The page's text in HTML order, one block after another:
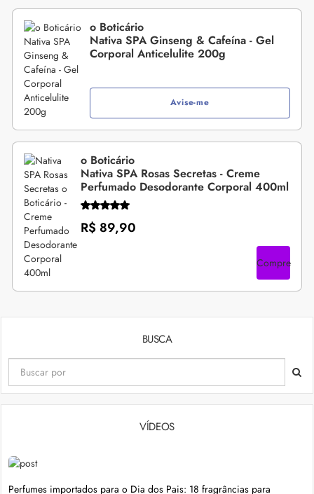
o Boticário
Nativa SPA Ginseng & Cafeína - Gel
Corporal Anticelulite 200g
Avise-me
o Boticário
Nativa SPA Rosas Secretas - Creme
Perfumado Desodorante Corporal 400ml
R$ 89,90
Compre
BUSCA
VÍDEOS
Perfumes importados para o Dia dos Pais: 18 fragrâncias para